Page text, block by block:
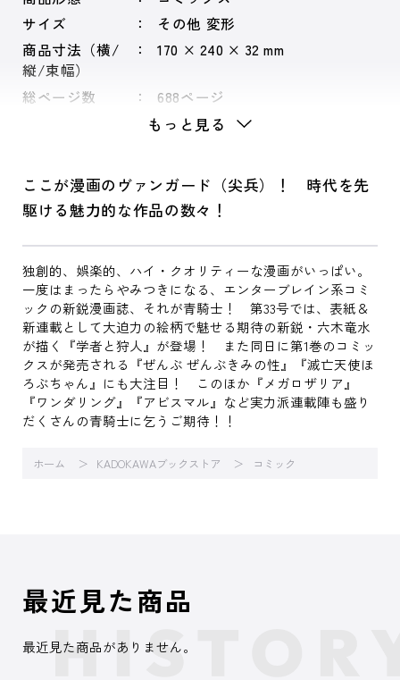
サイズ
その他 変形
商品寸法（横/
縦/束幅）
170 × 240 × 32 mm
総ページ数 688ページ
もっと見る
ここが漫画のヴァンガード（尖兵）！ 時代を先
駆ける魅力的な作品の数々！
独創的、娯楽的、ハイ・クオリティーな漫画がいっぱい。
一度はまったらやみつきになる、エンターブレイン系コミ
ックの新鋭漫画誌、それが青騎士！ 第33号では、表紙＆
新連載として大迫力の絵柄で魅せる期待の新鋭・六木竜水
が描く『学者と狩人』が登場！ また同日に第1巻のコミッ
クスが発売される『ぜんぶ ぜんぶきみの性』『滅亡天使ほ
ろぶちゃん』にも大注目！ このほか『メガロザリア』
『ワンダリング』『アビスマル』など実力派連載陣も盛り
だくさんの青騎士に乞うご期待！！
ホーム KADOKAWAブックストア コミック
最近見た商品
最近見た商品がありません。